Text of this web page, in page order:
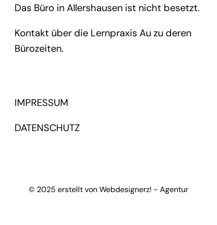
Das Büro in Allershausen ist nicht besetzt.
Kontakt über die Lernpraxis Au zu deren
Bürozeiten.
IMPRESSUM
DATENSCHUTZ
© 2025 erstellt von Webdesignerz! - Agentur